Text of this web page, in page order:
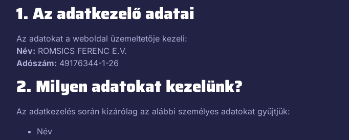
1. Az adatkezelő adatai
Az adatokat a weboldal üzemeltetője kezeli:
Név: ROMSICS FERENC E.V.
Adószám: 49176344-1-26
2. Milyen adatokat kezelünk?
Az adatkezelés során kizárólag az alábbi személyes adatokat gyűjtjük:
Név